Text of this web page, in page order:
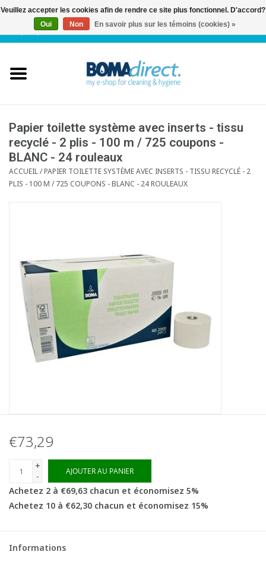
FR| 0 Articles
Service client
Blog
Papier toilette système avec inserts - tissu
recyclé - 2 plis - 100 m / 725 coupons -
BLANC - 24 rouleaux
ACCUEIL/PAPIER TOILETTE SYSTÈME AVEC INSERTS - TISSU RECYCLÉ - 2
PLIS - 100 M / 725 COUPONS - BLANC - 24 ROULEAUX
€73,29
+
-
AJOUTER AU PANIER
Achetez 2 à €69,63 chacun et économisez 5%
Achetez 10 à €62,30 chacun et économisez 15%
Informations
Veuillez accepter les cookies afin de rendre ce site plus fonctionnel. D'accord?
Oui
Non En savoir plus sur les témoins (cookies) »